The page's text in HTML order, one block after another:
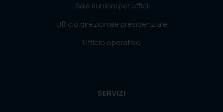
Sale riunioni per uffici
Ufficio direzionale presidenziale
Ufficio operativo
SERVIZI